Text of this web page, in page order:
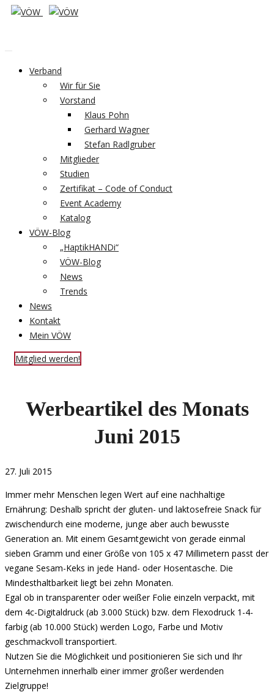
Verband
Wir für Sie
Vorstand
Klaus Pohn
Gerhard Wagner
Stefan Radlgruber
Mitglieder
Studien
Zertifikat – Code of Conduct
Event Academy
Katalog
VÖW-Blog
„HaptikHANDi“
VÖW-Blog
News
Trends
News
Kontakt
Mein VÖW
Mitglied werden!
Werbeartikel des Monats
Juni 2015
27. Juli 2015
Immer mehr Menschen legen Wert auf eine nachhaltige
Ernährung: Deshalb spricht der gluten- und laktosefreie Snack für
zwischendurch eine moderne, junge aber auch bewusste
Generation an. Mit einem Gesamtgewicht von gerade einmal
sieben Gramm und einer Größe von 105 x 47 Millimetern passt der
vegane Sesam-Keks in jede Hand- oder Hosentasche. Die
Mindesthaltbarkeit liegt bei zehn Monaten.
Egal ob in transparenter oder weißer Folie einzeln verpackt, mit
dem 4c-Digitaldruck (ab 3.000 Stück) bzw. dem Flexodruck 1-4-
farbig (ab 10.000 Stück) werden Logo, Farbe und Motiv
geschmackvoll transportiert.
Nutzen Sie die Möglichkeit und positionieren Sie sich und Ihr
Unternehmen innerhalb einer immer größer werdenden
Zielgruppe!